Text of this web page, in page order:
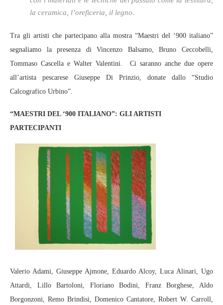
la ceramica, l’oreficeria, il legno.
Tra gli artisti che partecipano alla mostra “Maestri del ‘900 italiano”
segnaliamo la presenza di Vincenzo Balsamo, Bruno Ceccobelli,
Tommaso Cascella e Walter Valentini. Ci saranno anche due opere
all’artista pescarese Giuseppe Di Prinzio, donate dallo “Studio
Calcografico Urbino”.
“MAESTRI DEL ‘900 ITALIANO”: GLI ARTISTI
PARTECIPANTI
Valerio Adami, Giuseppe Ajmone, Eduardo Alcoy, Luca Alinari, Ugo
Attardi, Lillo Bartoloni, Floriano Bodini, Franz Borghese, Aldo
Borgonzoni, Remo Brindisi, Domenico Cantatore, Robert W. Carroll,